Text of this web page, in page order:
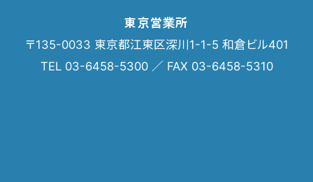
東京営業所
〒135-0033 東京都江東区深川1-1-5 和倉ビル401
TEL 03-6458-5300 ／ FAX 03-6458-5310